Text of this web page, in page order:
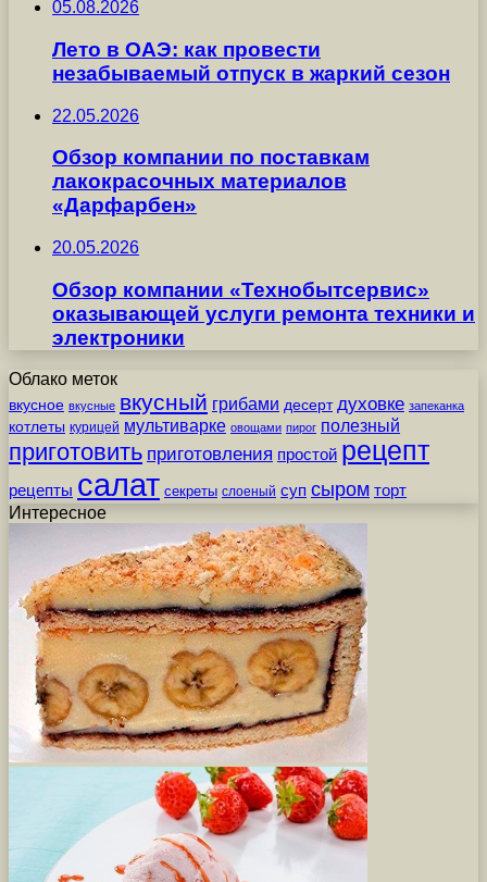
05.08.2026
Лето в ОАЭ: как провести
незабываемый отпуск в жаркий сезон
22.05.2026
Обзор компании по поставкам
лакокрасочных материалов
«Дарфарбен»
20.05.2026
Обзор компании «Технобытсервис»
оказывающей услуги ремонта техники и
электроники
Облако меток
вкусное вкусные вкусный грибами десерт духовке запеканка
котлеты курицей мультиварке овощами пирог полезный
приготовить приготовления простой рецепт
рецепты салат секреты слоеный суп сыром торт
Интересное